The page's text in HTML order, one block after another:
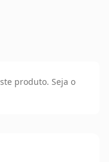
produto. Seja o